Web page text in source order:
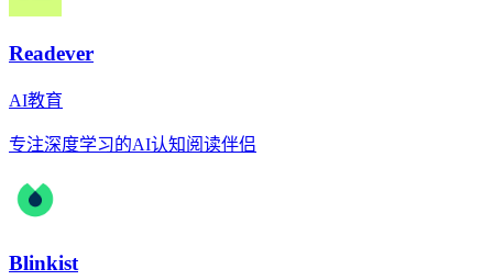
Readever
AI教育
专注深度学习的AI认知阅读伴侣
Blinkist